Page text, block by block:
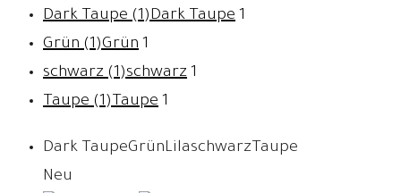
Dark Taupe (1)Dark Taupe 1
Grün (1)Grün 1
schwarz (1)schwarz 1
Taupe (1)Taupe 1
Dark TaupeGrünLilaschwarz Taupe
Neu